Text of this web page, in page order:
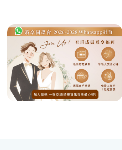
力氛圍的自助餐﹔唯港薈（Hotel
格各異的婚宴場地，都完美切合各
算﹔保證為您打造夢寐以求的特別
難忘！